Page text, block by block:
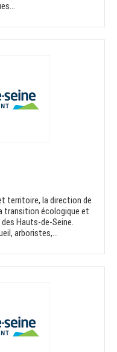
territoire, la direction de
transition écologique et
Hauts-de-Seine.
arboristes,...